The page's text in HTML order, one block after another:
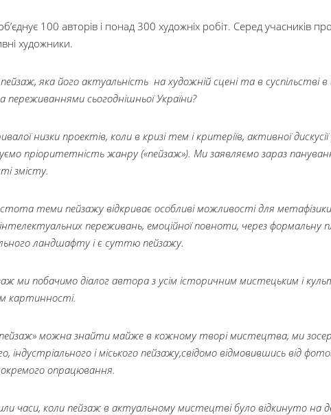
100 авторів і понад 300 художніх робіт. Серед учасників
художники.
яка його актуальність на художній сцені та в суспільстві
переживаннями сьогоднішньої України?
низки проектів, коли в кризі тем і критеріїв, активної
пріоритетність жанру («пейзаж»). Ми заявляємо зараз
змісту.
теми пейзажу відкриває особливі можливості для
переживань, емоційної повноти, через
ландшафту і є суттю пейзажу.
ми побачимо діалог автора з усім історичним мистецьким і
картинності.
можна знайти майже в кожному творі мистецтва, ми
індустріального і міського пейзажу,свідомо відмовившись від
опрацювання.
часи, коли пейзаж в актуальному мистецтві було відкинуто на